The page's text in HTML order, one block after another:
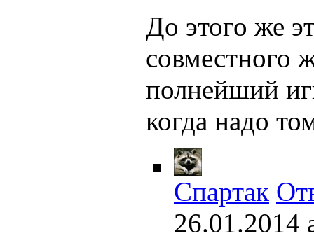
До этого же
совместного
полнейший
когда надо
Спартак
26.01.2014